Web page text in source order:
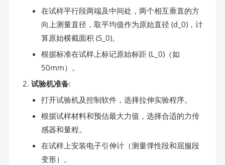
在试样平行段两端及中间处，两个相互垂直的方
向上测量直径，取平均值作为原始直径 (d_0)，计
算原始横截面积 (S_0)。
根据标准在试样上标记原始标距 (L_0)（如
50mm）。
试验机准备:
打开试验机及控制软件，选择拉伸实验程序。
根据试样材料和预估最大力值，选择合适的力传
感器和量程。
在试样上安装电子引伸计（测量弹性段和屈服段
变形）。